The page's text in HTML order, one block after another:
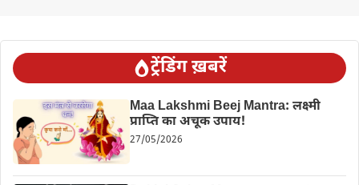
ट्रेंडिंग ख़बरें
Maa Lakshmi Beej Mantra: लक्ष्मी
प्राप्ति का अचूक उपाय!
27/05/2026